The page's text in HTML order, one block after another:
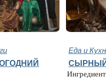
Еда и